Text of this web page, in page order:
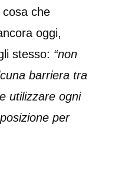
cosa che
oggi,
stesso: “non
barriera tra
utilizzare ogni
per